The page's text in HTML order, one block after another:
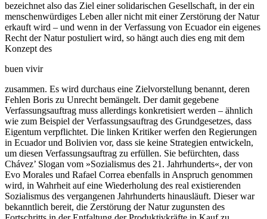
bezeichnet also das Ziel einer solidarischen Gesellschaft, in der ein
menschenwürdiges Leben aller nicht mit einer Zerstörung der Natur
erkauft wird – und wenn in der Verfassung von Ecuador ein eigenes
Recht der Natur postuliert wird, so hängt auch dies eng mit dem
Konzept des
buen vivir
zusammen. Es wird durchaus eine Zielvorstellung benannt, deren
Fehlen Boris zu Unrecht bemängelt. Der damit gegebene
Verfassungsauftrag muss allerdings konkretisiert werden – ähnlich
wie zum Beispiel der Verfassungsauftrag des Grundgesetzes, dass
Eigentum verpflichtet. Die linken Kritiker werfen den Regierungen
in Ecuador und Bolivien vor, dass sie keine Strategien entwickeln,
um diesen Verfassungsauftrag zu erfüllen. Sie befürchten, dass
Chávez’ Slogan vom »Sozialismus des 21. Jahrhunderts«, der von
Evo Morales und Rafael Correa ebenfalls in Anspruch genommen
wird, in Wahrheit auf eine Wiederholung des real existierenden
Sozialismus des vergangenen Jahrhunderts hinausläuft. Dieser war
bekanntlich bereit, die Zerstörung der Natur zugunsten des